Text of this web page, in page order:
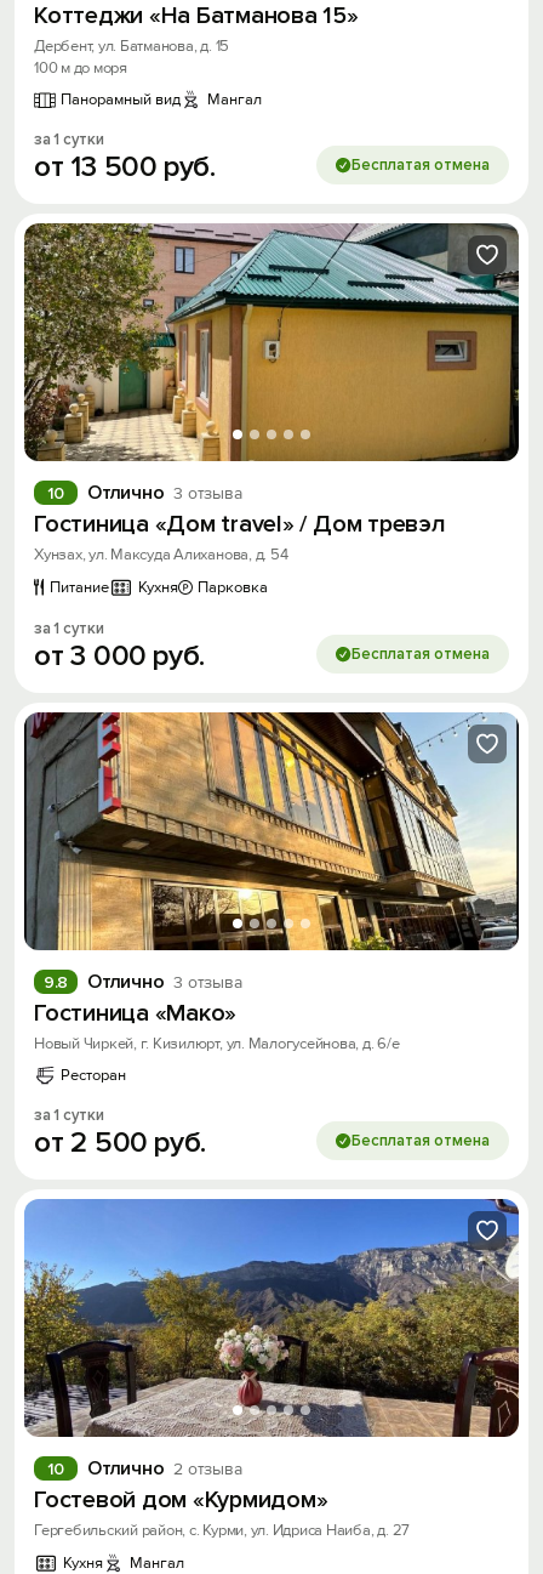
Коттеджи «На Батманова 15»
Дербент, ул. Батманова, д. 15
100 м до моря
Панорамный вид
Мангал
за 1 сутки
от 13 500 руб. Бесплатая отмена
Отлично 3 отзыва
10
Гостиница «Дом travel» / Дом тревэл
Хунзах, ул. Максуда Алиханова, д. 54
Питание
Кухня Парковка
за 1 сутки
от3 000 руб. Бесплатая отмена
Отлично 3 отзыва
9.8
Гостиница «Мако»
Новый Чиркей, г. Кизилюрт, ул. Малогусейнова, д. 6/е
Ресторан
за 1 сутки
от 2 500 руб. Бесплатая отмена
Отлично 2 отзыва
10
Гостевой дом «Курмидом»
Гергебильский район, с. Курми, ул. Идриса Наиба, д. 27
Кухня
Мангал